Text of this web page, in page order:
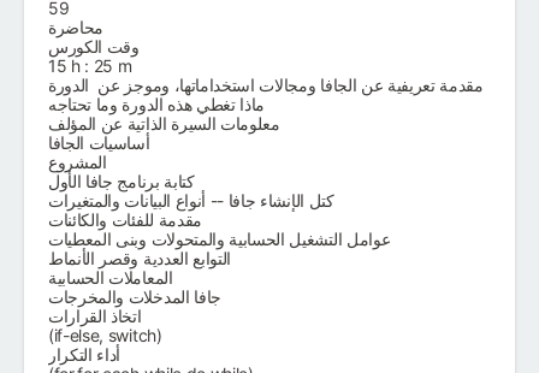
59
محاضرة
وقت الكورس
15 h : 25 m
مقدمة تعريفية عن الجافا ومجالات استخداماتها، وموجز عن الدورة
ماذا تغطي هذه الدورة وما تحتاجه
معلومات السيرة الذاتية عن المؤلف
أساسيات الجافا
المشروع
كتابة برنامج جافا الأول
كتل الإنشاء جافا -- أنواع البيانات والمتغيرات
مقدمة للفئات والكائنات
عوامل التشغيل الحسابية والمتحولات وبنى المعطيات
التوابع العددية وقصر الأنماط
المعاملات الحسابية
جافا المدخلات والمخرجات
اتخاذ القرارات
(if-else, switch)
أداء التكرار